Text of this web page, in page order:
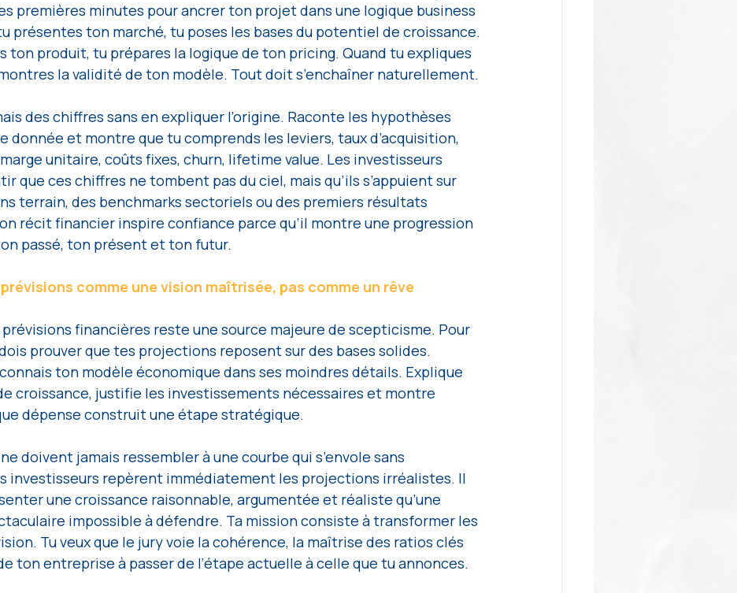
premières minutes pour ancrer ton projet dans une logique business
présentes ton marché, tu poses les bases du potentiel de croissance.
ton produit, tu prépares la logique de ton pricing. Quand tu expliques
la validité de ton modèle. Tout doit s’enchaîner naturellement.
des chiffres sans en expliquer l’origine. Raconte les hypothèses
donnée et montre que tu comprends les leviers, taux d’acquisition,
unitaire, coûts fixes, churn, lifetime value. Les investisseurs
que ces chiffres ne tombent pas du ciel, mais qu’ils s’appuient sur
terrain, des benchmarks sectoriels ou des premiers résultats
récit financier inspire confiance parce qu’il montre une progression
passé, ton présent et ton futur.
comme une vision maîtrisée, pas comme un rêve
financières reste une source majeure de scepticisme. Pour
prouver que tes projections reposent sur des bases solides.
ton modèle économique dans ses moindres détails. Explique
croissance, justifie les investissements nécessaires et montre
dépense construit une étape stratégique.
doivent jamais ressembler à une courbe qui s’envole sans
investisseurs repèrent immédiatement les projections irréalistes. Il
une croissance raisonnable, argumentée et réaliste qu’une
impossible à défendre. Ta mission consiste à transformer les
Tu veux que le jury voie la cohérence, la maîtrise des ratios clés
ton entreprise à passer de l’étape actuelle à celle que tu annonces.